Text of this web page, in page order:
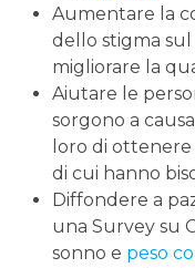
Aumentare la
dello stigma sul
migliorare la
Aiutare le
sorgono a
loro di
di cui hanno
Diffondere a
una Survey su
sonno e peso